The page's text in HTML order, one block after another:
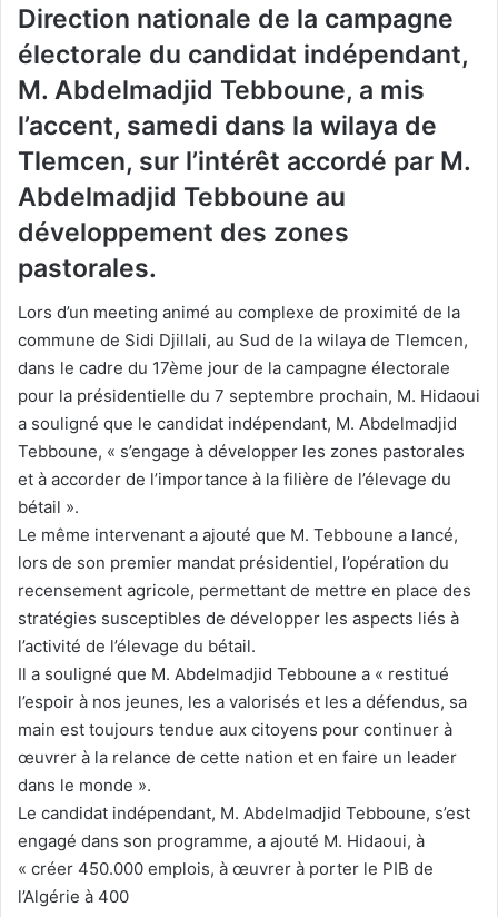
Direction nationale de la campagne
électorale du candidat indépendant,
M. Abdelmadjid Tebboune, a mis
l’accent, samedi dans la wilaya de
Tlemcen, sur l’intérêt accordé par M.
Abdelmadjid Tebboune au
développement des zones
pastorales.
Lors d’un meeting animé au complexe de proximité de la
commune de Sidi Djillali, au Sud de la wilaya de Tlemcen,
dans le cadre du 17ème jour de la campagne électorale
pour la présidentielle du 7 septembre prochain, M. Hidaoui
a souligné que le candidat indépendant, M. Abdelmadjid
Tebboune, « s’engage à développer les zones pastorales
et à accorder de l’importance à la filière de l’élevage du
bétail ».
Le même intervenant a ajouté que M. Tebboune a lancé,
lors de son premier mandat présidentiel, l’opération du
recensement agricole, permettant de mettre en place des
stratégies susceptibles de développer les aspects liés à
l’activité de l’élevage du bétail.
Il a souligné que M. Abdelmadjid Tebboune a « restitué
l’espoir à nos jeunes, les a valorisés et les a défendus, sa
main est toujours tendue aux citoyens pour continuer à
œuvrer à la relance de cette nation et en faire un leader
dans le monde ».
Le candidat indépendant, M. Abdelmadjid Tebboune, s’est
engagé dans son programme, a ajouté M. Hidaoui, à
« créer 450.000 emplois, à œuvrer à porter le PIB de
l’Algérie à 400